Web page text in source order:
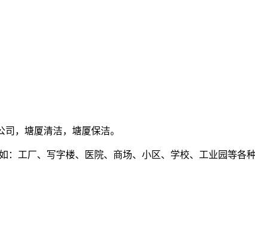
，塘厦清洁，塘厦保洁。
工厂、写字楼、医院、商场、小区、学校、工业园等各